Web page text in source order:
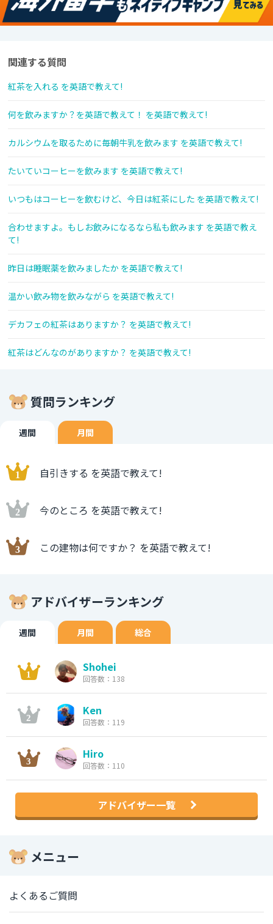
関連する質問
紅茶を入れる を英語で教えて!
何を飲みますか？を英語で教えて！ を英語で教えて!
カルシウムを取るために毎朝牛乳を飲みます を英語で教えて!
たいていコーヒーを飲みます を英語で教えて!
いつもはコーヒーを飲むけど、今日は紅茶にした を英語で教えて!
合わせますよ。もしお飲みになるなら私も飲みます を英語で教え
て!
昨日は睡眠薬を飲みましたか を英語で教えて!
温かい飲み物を飲みながら を英語で教えて!
デカフェの紅茶はありますか？ を英語で教えて!
紅茶はどんなのがありますか？ を英語で教えて!
質問ランキング
週間 月間
自引きする を英語で教えて!
今のところ を英語で教えて!
この建物は何ですか？ を英語で教えて!
アドバイザーランキング
週間 月間 総合
Shohei
回答数：138
Ken
回答数：119
Hiro
回答数：110
アドバイザー一覧
メニュー
よくあるご質問